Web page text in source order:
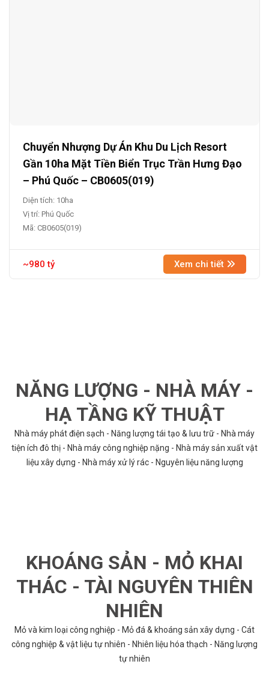
Chuyển Nhượng Dự Án Khu Du Lịch Resort
Gần 10ha Mặt Tiền Biển Trục Trần Hưng Đạo
– Phú Quốc – CB0605(019)
Diện tích: 10ha
Vị trí: Phú Quốc
Mã: CB0605(019)
~980 tỷ Xem chi tiết
NĂNG LƯỢNG - NHÀ MÁY -
HẠ TẦNG KỸ THUẬT
Nhà máy phát điện sạch - Năng lượng tái tạo & lưu trữ - Nhà máy
tiện ích đô thị - Nhà máy công nghiệp nặng - Nhà máy sản xuất vật
liệu xây dựng - Nhà máy xử lý rác - Nguyên liệu năng lượng
KHOÁNG SẢN - MỎ KHAI
THÁC - TÀI NGUYÊN THIÊN
NHIÊN
Mỏ và kim loại công nghiệp - Mỏ đá & khoáng sản xây dựng - Cát
công nghiệp & vật liệu tự nhiên - Nhiên liệu hóa thạch - Năng lượng
tự nhiên